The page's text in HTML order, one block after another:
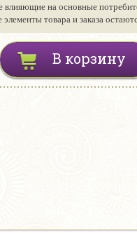
влияющие на основные
товара и заказа
В корзину